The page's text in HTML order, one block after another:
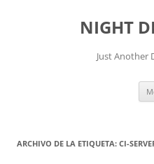
NIGHT
Just Another
ARCHIVO DE LA ETIQUETA: CI-